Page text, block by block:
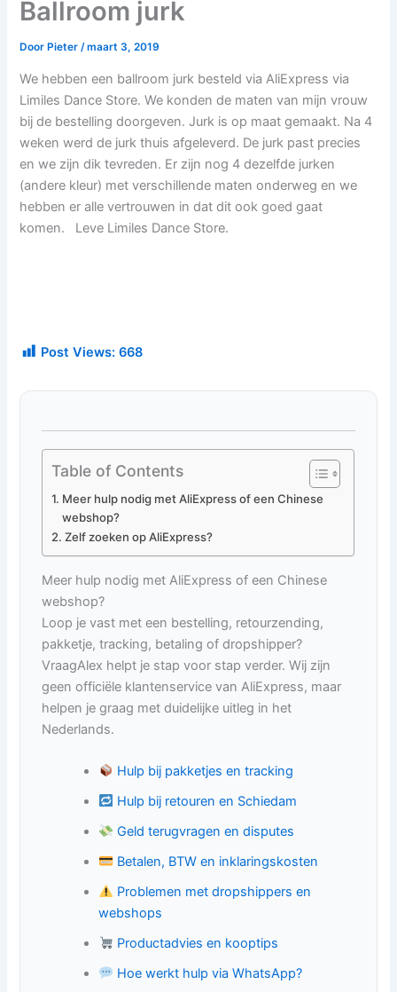
Ballroom jurk
Door Pieter/maart 3, 2019
We hebben een ballroom jurk besteld via AliExpress via
Limiles Dance Store. We konden de maten van mijn vrouw
bij de bestelling doorgeven. Jurk is op maat gemaakt. Na 4
weken werd de jurk thuis afgeleverd. De jurk past precies
en we zijn dik tevreden. Er zijn nog 4 dezelfde jurken
(andere kleur) met verschillende maten onderweg en we
hebben er alle vertrouwen in dat dit ook goed gaat
komen. Leve Limiles Dance Store.
Post Views: 668
Table of Contents
Meer hulp nodig met AliExpress of een Chinese
webshop?
Zelf zoeken op AliExpress?
Meer hulp nodig met AliExpress of een Chinese
webshop?
Loop je vast met een bestelling, retourzending,
pakketje, tracking, betaling of dropshipper?
VraagAlex helpt je stap voor stap verder. Wij zijn
geen officiële klantenservice van AliExpress, maar
helpen je graag met duidelijke uitleg in het
Nederlands.
Hulp bij pakketjes en tracking
Hulp bij retouren en Schiedam
Geld terugvragen en disputes
Betalen, BTW en inklaringskosten
Problemen met dropshippers en
webshops
Productadvies en kooptips
Hoe werkt hulp via WhatsApp?